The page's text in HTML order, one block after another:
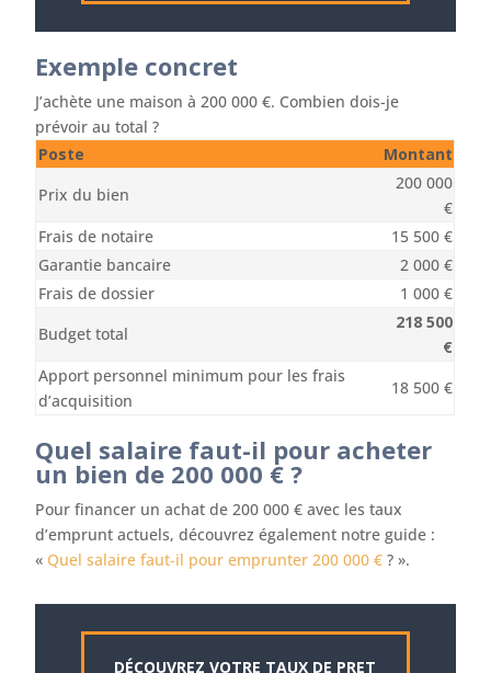
Exemple concret
J’achète une maison à 200 000 €. Combien dois-je
prévoir au total ?
Poste
Montant
Prix du bien
200 000
€
Frais de notaire
15 500 €
Garantie bancaire
2 000 €
Frais de dossier
1 000 €
Budget total
218 500
€
Apport personnel minimum pour les frais
d’acquisition
18 500 €
Quel salaire faut-il pour acheter
un bien de 200 000 € ?
Pour financer un achat de 200 000 € avec les taux
d’emprunt actuels, découvrez également notre guide :
« Quel salaire faut-il pour emprunter 200 000 € ? ».
DÉCOUVREZ VOTRE TAUX DE PRET